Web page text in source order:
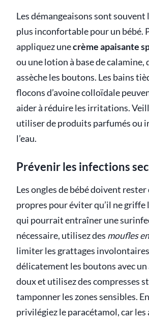
Les démangeaisons sont souvent
plus inconfortable pour un bébé.
appliquez unecrème apaisante
ou une lotion à base de calamine,
assèche les boutons. Les bains
flocons d’avoine colloïdale
aider à réduire les irritations.
utiliser de produits parfumés ou
l’eau.
Prévenir les infections
Les ongles de bébé doivent
propres pour éviter qu’il ne griffe
qui pourrait entraîner une
nécessaire, utilisez des moufles
limiter les grattages
délicatement les boutons avec
doux et utilisez des compresses
tamponner les zones sensibles.
privilégiez le paracétamol, car les